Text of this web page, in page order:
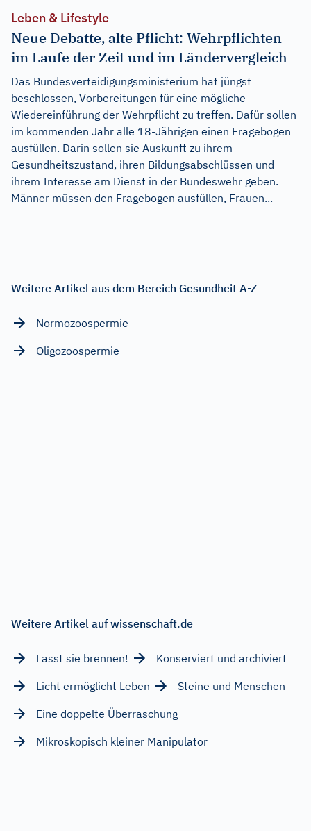
Leben & Lifestyle
Neue Debatte, alte Pflicht: Wehrpflichten
im Laufe der Zeit und im Ländervergleich
Das Bundesverteidigungsministerium hat jüngst
beschlossen, Vorbereitungen für eine mögliche
Wiedereinführung der Wehrpflicht zu treffen. Dafür sollen
im kommenden Jahr alle 18-Jährigen einen Fragebogen
ausfüllen. Darin sollen sie Auskunft zu ihrem
Gesundheitszustand, ihren Bildungsabschlüssen und
ihrem Interesse am Dienst in der Bundeswehr geben.
Männer müssen den Fragebogen ausfüllen, Frauen...
Weitere Artikel aus dem Bereich Gesundheit A-Z
Normozoospermie
Oligozoospermie
Weitere Artikel auf wissenschaft.de
Lasst sie brennen!
Konserviert und archiviert
Licht ermöglicht Leben
Steine und Menschen
Eine doppelte Überraschung
Mikroskopisch kleiner Manipulator